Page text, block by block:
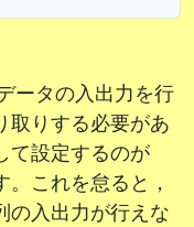
ータの入出力を行
取りする必要があ
て設定するのが
。これを怠ると，
の入出力が行えな